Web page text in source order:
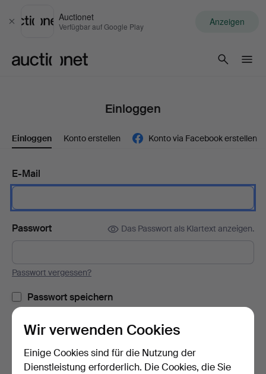
Schließen
Auctionet
Verfügbar auf Google Play Anzeigen
Einloggen
Einloggen Konto erstellen Konto via Facebook erstellen
E-Mail
Passwort Das Passwort als Klartext anzeigen.
Passwort vergessen?
Passwort speichern
Einloggen
oder hier via Facebook einloggen
Wir verwenden Cookies
Einige Cookies sind für die Nutzung der
Dienstleistung erforderlich. Die Cookies, die Sie